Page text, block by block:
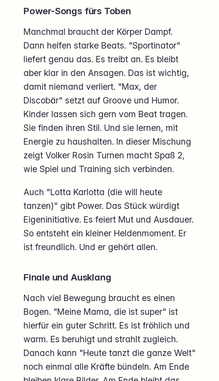
Power-Songs fürs Toben
Manchmal braucht der Körper Dampf.
Dann helfen starke Beats. "Sportinator"
liefert genau das. Es treibt an. Es bleibt
aber klar in den Ansagen. Das ist wichtig,
damit niemand verliert. "Max, der
Discobär" setzt auf Groove und Humor.
Kinder lassen sich gern vom Beat tragen.
Sie finden ihren Stil. Und sie lernen, mit
Energie zu haushalten. In dieser Mischung
zeigt Volker Rosin Turnen macht Spaß 2,
wie Spiel und Training sich verbinden.
Auch "Lotta Karlotta (die will heute
tanzen)" gibt Power. Das Stück würdigt
Eigeninitiative. Es feiert Mut und Ausdauer.
So entsteht ein kleiner Heldenmoment. Er
ist freundlich. Und er gehört allen.
Finale und Ausklang
Nach viel Bewegung braucht es einen
Bogen. "Meine Mama, die ist super" ist
hierfür ein guter Schritt. Es ist fröhlich und
warm. Es beruhigt und strahlt zugleich.
Danach kann "Heute tanzt die ganze Welt"
noch einmal alle Kräfte bündeln. Am Ende